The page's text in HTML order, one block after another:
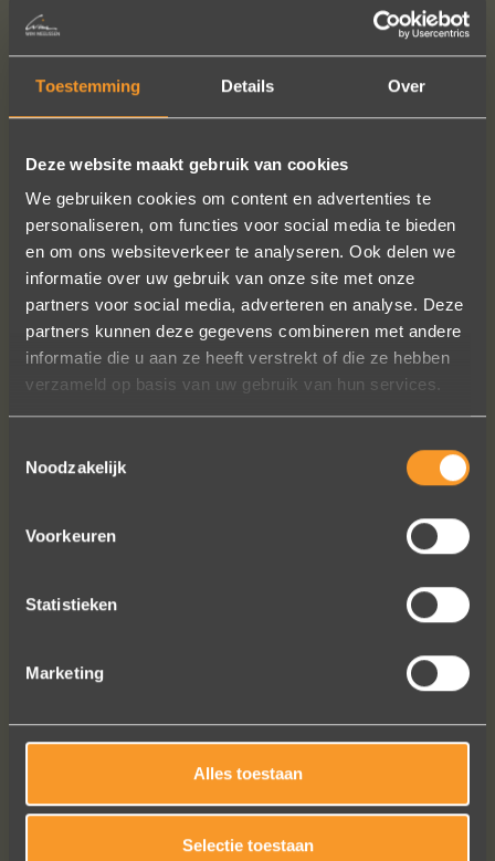
Toestemming Details Over
Deze website maakt gebruik van cookies
We gebruiken cookies om content en advertenties te
personaliseren, om functies voor social media te bieden
en om ons websiteverkeer te analyseren. Ook delen we
informatie over uw gebruik van onze site met onze
partners voor social media, adverteren en analyse. Deze
partners kunnen deze gegevens combineren met andere
informatie die u aan ze heeft verstrekt of die ze hebben
verzameld op basis van uw gebruik van hun services.
Noodzakelijk
Voorkeuren
Statistieken
Marketing
Alles toestaan
Selectie toestaan
VOLG ONS OP SOCIALE MEDIA
A+ voor ontwerp, klantenservice.
Bedankt voor al je inspanningen en
geduld toen we deze ringen
ontdekten. Ze zijn gewoonweg perfect
we zijn naar veel winkels geweest en